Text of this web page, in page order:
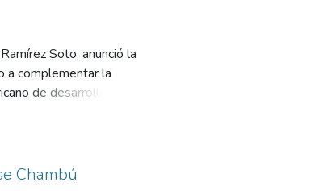
Soto, anunció la
a complementar la
de desarrollo) para
Chambú